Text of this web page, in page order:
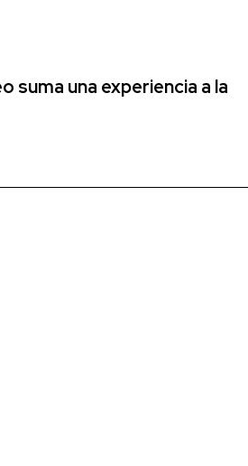
suma una experiencia a la